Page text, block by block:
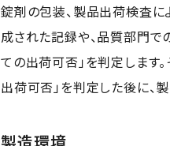
錠剤の包装、製品出荷検査
成された記録や、品質部門で
ての出荷可否」を判定します
出荷可否」を判定した後に、
製造環境